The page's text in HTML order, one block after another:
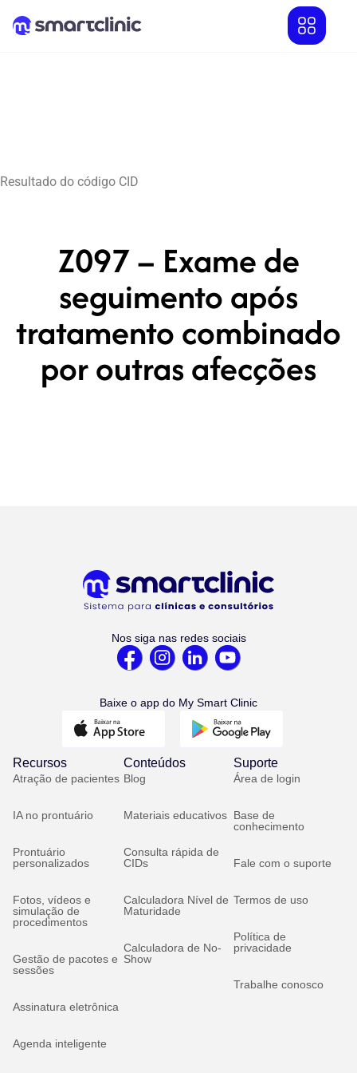
Resultado do código CID
Z097 – Exame de
seguimento após
tratamento combinado
por outras afecções
Nos siga nas redes sociais
Baixe o app do My Smart Clinic
Recursos
Atração de pacientes
IA no prontuário
Prontuário
personalizados
Fotos, vídeos e
simulação de
procedimentos
Gestão de pacotes e
sessões
Assinatura eletrônica
Agenda inteligente
Conteúdos
Blog
Materiais educativos
Consulta rápida de
CIDs
Calculadora Nível de
Maturidade
Calculadora de No-
Show
Suporte
Área de login
Base de
conhecimento
Fale com o suporte
Termos de uso
Política de
privacidade
Trabalhe conosco